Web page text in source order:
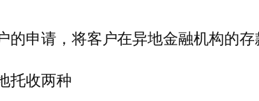
申请，将客户在异地金融机构的存
托收两种